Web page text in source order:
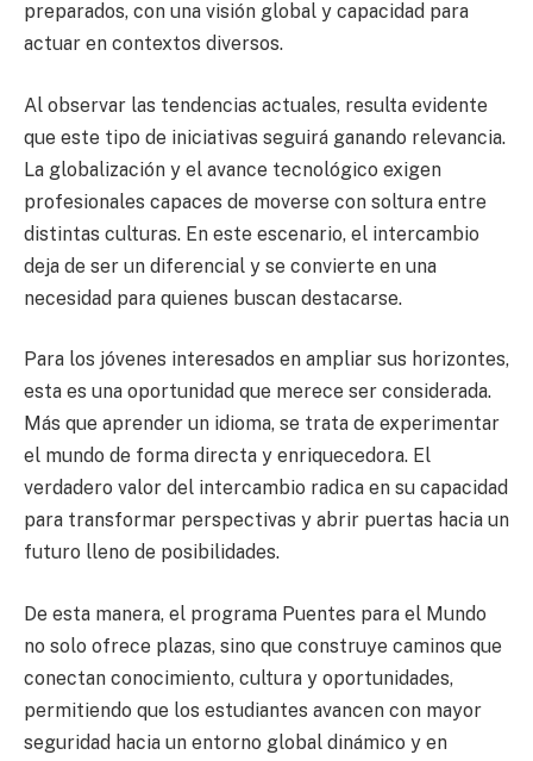
preparados, con una visión global y capacidad para
actuar en contextos diversos.
Al observar las tendencias actuales, resulta evidente
que este tipo de iniciativas seguirá ganando relevancia.
La globalización y el avance tecnológico exigen
profesionales capaces de moverse con soltura entre
distintas culturas. En este escenario, el intercambio
deja de ser un diferencial y se convierte en una
necesidad para quienes buscan destacarse.
Para los jóvenes interesados en ampliar sus horizontes,
esta es una oportunidad que merece ser considerada.
Más que aprender un idioma, se trata de experimentar
el mundo de forma directa y enriquecedora. El
verdadero valor del intercambio radica en su capacidad
para transformar perspectivas y abrir puertas hacia un
futuro lleno de posibilidades.
De esta manera, el programa Puentes para el Mundo
no solo ofrece plazas, sino que construye caminos que
conectan conocimiento, cultura y oportunidades,
permitiendo que los estudiantes avancen con mayor
seguridad hacia un entorno global dinámico y en